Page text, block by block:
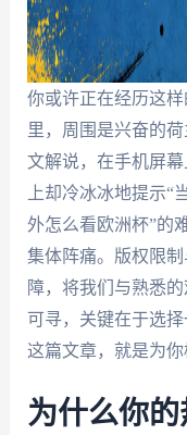
你或许正在经历这
里，周围是兴奋的
文解说，在手机屏
上却冷冰冰地提示“
外怎么看欧洲杯”的
集体阵痛。版权限
障，将我们与熟悉
可寻，关键在于选
这篇文章，就是为你
为什么你的